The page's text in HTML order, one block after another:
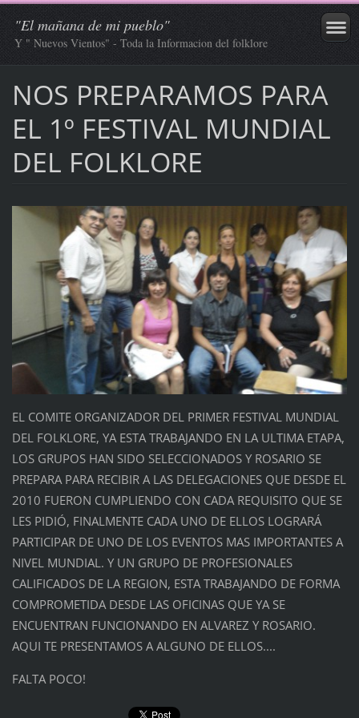
"El mañana de mi pueblo"
Y " Nuevos Vientos" - Toda la Informacion del folklore
NOS PREPARAMOS PARA
EL 1º FESTIVAL MUNDIAL
DEL FOLKLORE
EL COMITE ORGANIZADOR DEL PRIMER FESTIVAL MUNDIAL
DEL FOLKLORE, YA ESTA TRABAJANDO EN LA ULTIMA ETAPA,
LOS GRUPOS HAN SIDO SELECCIONADOS Y ROSARIO SE
PREPARA PARA RECIBIR A LAS DELEGACIONES QUE DESDE EL
2010 FUERON CUMPLIENDO CON CADA REQUISITO QUE SE
LES PIDIÓ, FINALMENTE CADA UNO DE ELLOS LOGRARÁ
PARTICIPAR DE UNO DE LOS EVENTOS MAS IMPORTANTES A
NIVEL MUNDIAL. Y UN GRUPO DE PROFESIONALES
CALIFICADOS DE LA REGION, ESTA TRABAJANDO DE FORMA
COMPROMETIDA DESDE LAS OFICINAS QUE YA SE
ENCUENTRAN FUNCIONANDO EN ALVAREZ Y ROSARIO.
AQUI TE PRESENTAMOS A ALGUNO DE ELLOS....
FALTA POCO!